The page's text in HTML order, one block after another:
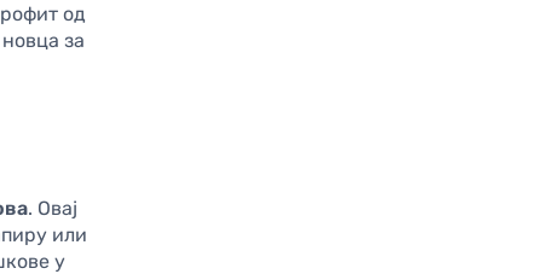
од
за
. Овај
или
у